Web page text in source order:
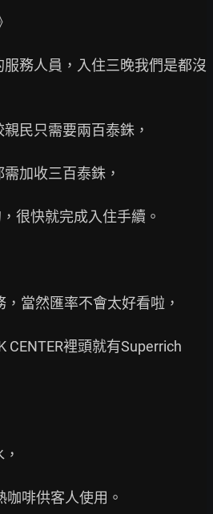
務人員，入住三晚我們是都沒
民只需要兩百泰銖，
加收三百泰銖，
很快就完成入住手續。
當然匯率不會太好看啦，
CENTER裡頭就有Superrich
咖啡供客人使用。